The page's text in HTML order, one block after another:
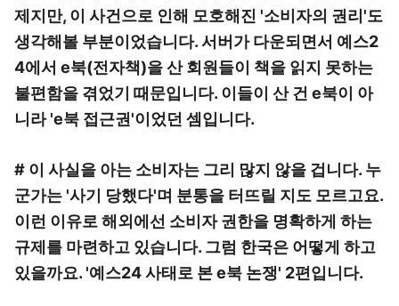
제지만, 이 사건으로 인해 모호해진 '소비자의 권리'도
생각해볼 부분이었습니다. 서버가 다운되면서 예스2
4에서 e북(전자책)을 산 회원들이 책을 읽지 못하는
불편함을 겪었기 때문입니다. 이들이 산 건 e북이 아
니라 'e북 접근권'이었던 셈입니다.
# 이 사실을 아는 소비자는 그리 많지 않을 겁니다. 누
군가는 '사기 당했다'며 분통을 터뜨릴 지도 모르고요.
이런 이유로 해외에선 소비자 권한을 명확하게 하는
규제를 마련하고 있습니다. 그럼 한국은 어떻게 하고
있을까요. '예스24 사태로 본 e북 논쟁' 2편입니다.